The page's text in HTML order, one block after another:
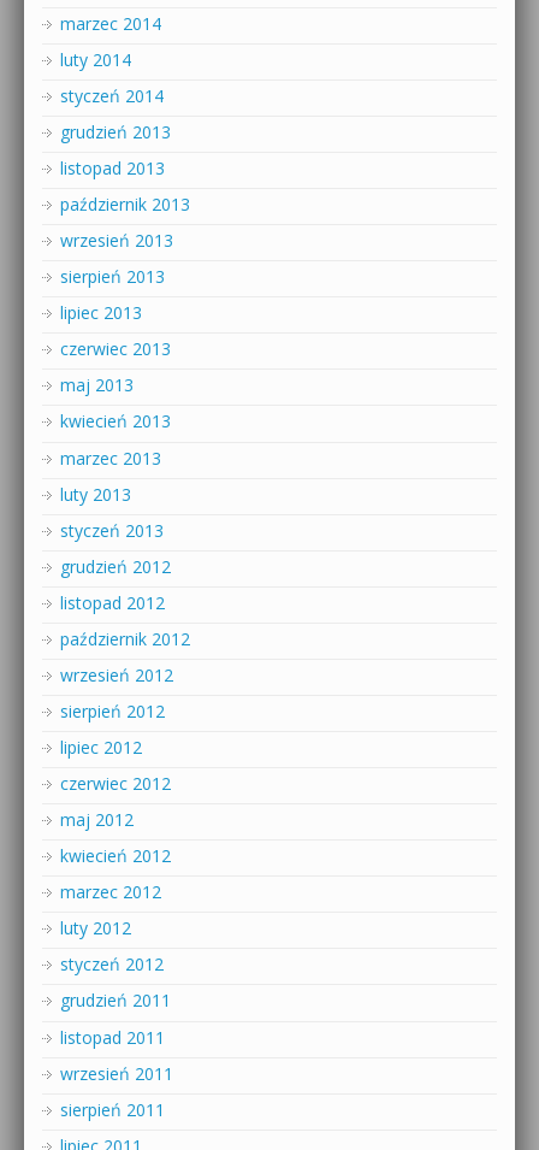
marzec 2014
luty 2014
styczeń 2014
grudzień 2013
listopad 2013
październik 2013
wrzesień 2013
sierpień 2013
lipiec 2013
czerwiec 2013
maj 2013
kwiecień 2013
marzec 2013
luty 2013
styczeń 2013
grudzień 2012
listopad 2012
październik 2012
wrzesień 2012
sierpień 2012
lipiec 2012
czerwiec 2012
maj 2012
kwiecień 2012
marzec 2012
luty 2012
styczeń 2012
grudzień 2011
listopad 2011
wrzesień 2011
sierpień 2011